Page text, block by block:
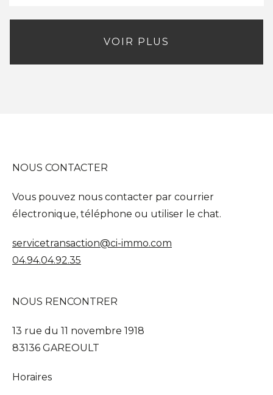
VOIR PLUS
NOUS CONTACTER
Vous pouvez nous contacter par courrier
électronique, téléphone ou utiliser le chat.
servicetransaction@ci-immo.com
04.94.04.92.35
NOUS RENCONTRER
13 rue du 11 novembre 1918
83136 GAREOULT
Horaires